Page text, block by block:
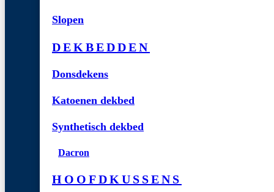
Slopen
DEKBEDDEN
Donsdekens
Katoenen dekbed
Synthetisch dekbed
Dacron
HOOFDKUSSENS